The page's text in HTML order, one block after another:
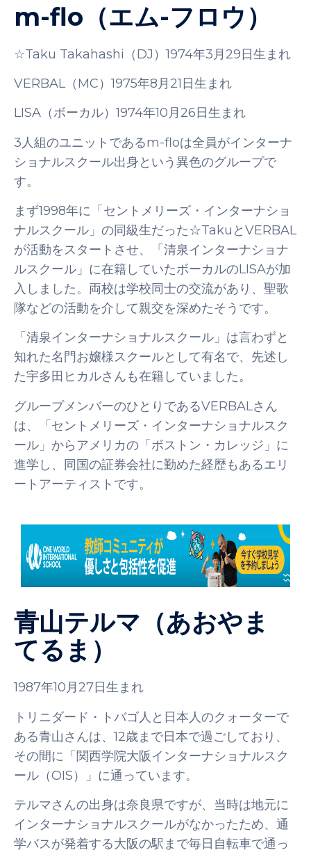
m-flo（エム-フロウ）
☆Taku Takahashi（DJ）1974年3月29日生まれ
VERBAL（MC）1975年8月21日生まれ
LISA（ボーカル）1974年10月26日生まれ
3人組のユニットであるm-floは全員がインターナ
ショナルスクール出身という異色のグループで
す。
まず1998年に「セントメリーズ・インターナショ
ナルスクール」の同級生だった☆TakuとVERBAL
が活動をスタートさせ、「清泉インターナショナ
ルスクール」に在籍していたボーカルのLISAが加
入しました。両校は学校同士の交流があり、聖歌
隊などの活動を介して親交を深めたそうです。
「清泉インターナショナルスクール」は言わずと
知れた名門お嬢様スクールとして有名で、先述し
た宇多田ヒカルさんも在籍していました。
グループメンバーのひとりであるVERBALさん
は、「セントメリーズ・インターナショナルスク
ール」からアメリカの「ボストン・カレッジ」に
進学し、同国の証券会社に勤めた経歴もあるエリ
ートアーティストです。
青山テルマ（あおやま
てるま）
1987年10月27日生まれ
トリニダード・トバゴ人と日本人のクォーターで
ある青山さんは、12歳まで日本で過ごしており、
その間に「関西学院大阪インターナショナルスク
ール（OIS）」に通っています。
テルマさんの出身は奈良県ですが、当時は地元に
インターナショナルスクールがなかったため、通
学バスが発着する大阪の駅まで毎日自転車で通っ